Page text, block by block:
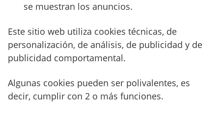
se muestran los anuncios.
Este sitio web utiliza cookies técnicas, de
personalización, de análisis, de publicidad y de
publicidad comportamental.
Algunas cookies pueden ser polivalentes, es
decir, cumplir con 2 o más funciones.